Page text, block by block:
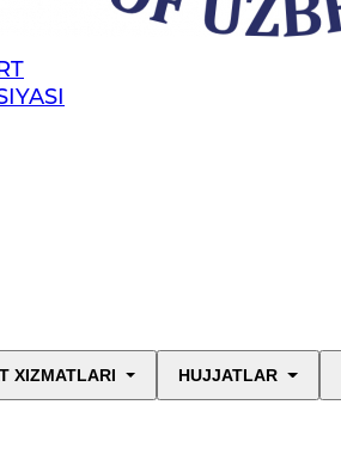
XIZMATLARI HUJJATLAR